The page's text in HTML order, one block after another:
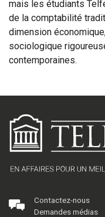
mais les étudiants
de la comptabilité
dimension
sociologique
contemporaines.
Contactez-nous
Demandes médias